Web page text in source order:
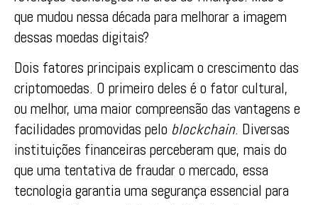
que mudou nessa década para melhorar a imagem
dessas moedas digitais?
Dois fatores principais explicam o crescimento das
criptomoedas. O primeiro deles é o fator cultural,
ou melhor, uma maior compreensão das vantagens e
facilidades promovidas pelo blockchain. Diversas
instituições financeiras perceberam que, mais do
que uma tentativa de fraudar o mercado, essa
tecnologia garantia uma segurança essencial para